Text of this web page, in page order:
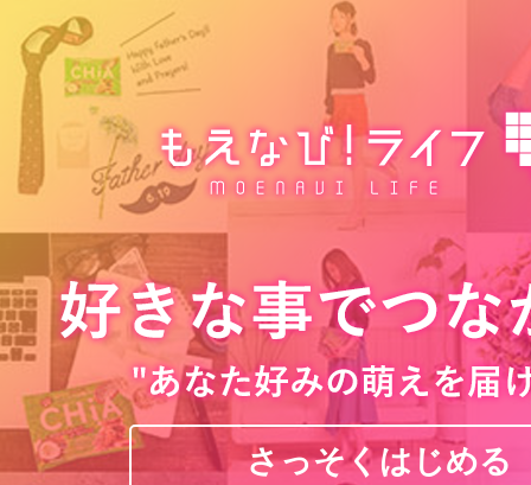
さっそくはじめる